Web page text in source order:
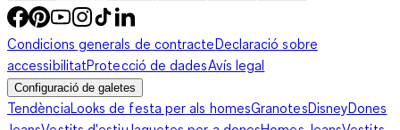
Condicions generals de contracteDeclaració sobre
accessibilitatProtecció de dadesAvís legal
Configuració de galetes
TendènciaLooks de festa per als homesGranotesDisneyDones